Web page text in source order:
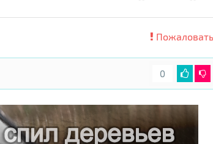
0